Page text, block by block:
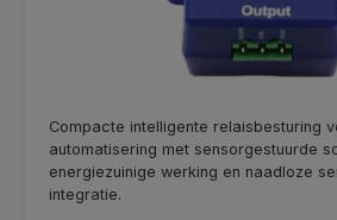
Compacte intelligente relaisbesturing
automatisering met sensorgestuurde
energiezuinige werking en naadloze
integratie.